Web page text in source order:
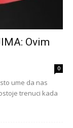
Ovim
0
ume da nas
trenuci kada